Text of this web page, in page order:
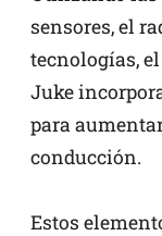
sensores, el
tecnologías,
Juke
para
conducción.
Estos